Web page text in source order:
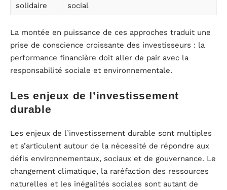
solidaire
social
La montée en puissance de ces approches traduit une
prise de conscience croissante des investisseurs : la
performance financière doit aller de pair avec la
responsabilité sociale et environnementale.
Les enjeux de l’investissement
durable
Les enjeux de l’investissement durable sont multiples
et s’articulent autour de la nécessité de répondre aux
défis environnementaux, sociaux et de gouvernance. Le
changement climatique, la raréfaction des ressources
naturelles et les inégalités sociales sont autant de